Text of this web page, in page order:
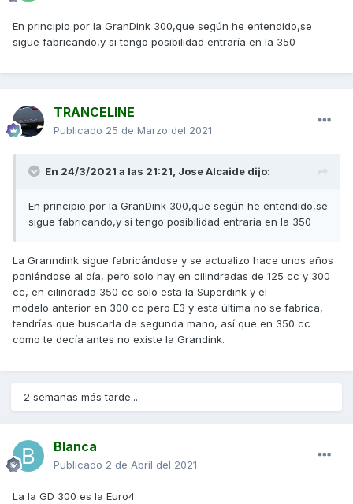
En principio por la GranDink 300,que según he entendido,se
sigue fabricando,y si tengo posibilidad entraría en la 350
TRANCELINE
Publicado 25 de Marzo del 2021
En 24/3/2021 a las 21:21, Jose Alcaide dijo:
En principio por la GranDink 300,que según he entendido,se
sigue fabricando,y si tengo posibilidad entraría en la 350
La Granndink sigue fabricándose y se actualizo hace unos años
poniéndose al día, pero solo hay en cilindradas de 125 cc y 300
cc, en cilindrada 350 cc solo esta la Superdink y el
modelo anterior en 300 cc pero E3 y esta última no se fabrica,
tendrías que buscarla de segunda mano, así que en 350 cc
como te decía antes no existe la Grandink.
2 semanas más tarde...
Blanca
Publicado 2 de Abril del 2021
La la GD 300 es la Euro4